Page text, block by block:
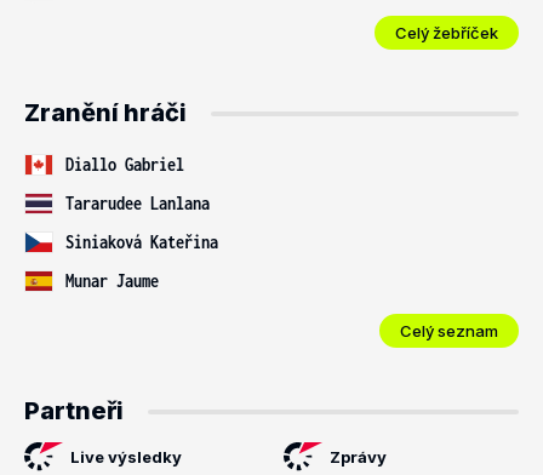
Celý žebříček
Zranění hráči
Diallo Gabriel
Tararudee Lanlana
Siniaková Kateřina
Munar Jaume
Celý seznam
Partneři
Live výsledky Zprávy